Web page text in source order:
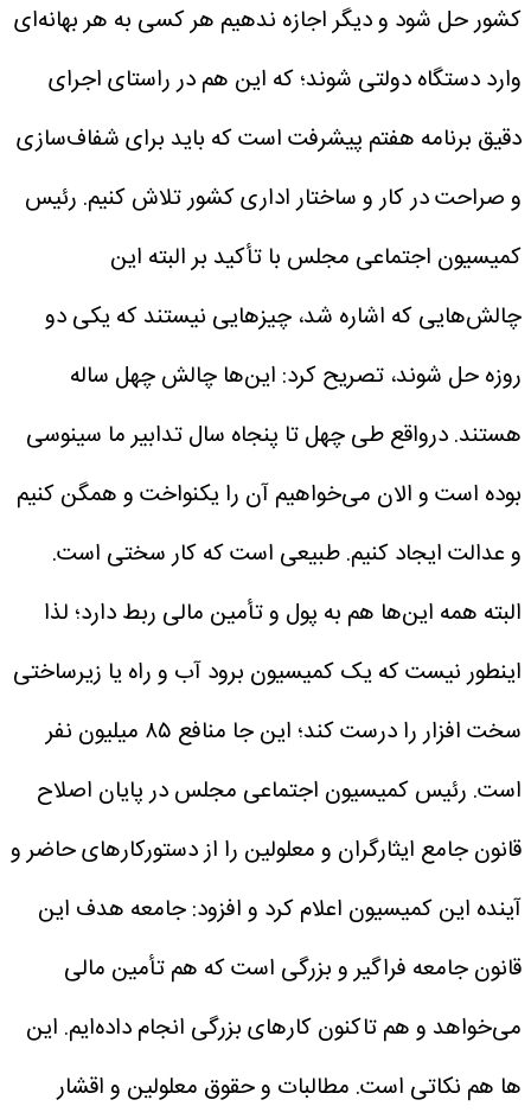
کشور حل شود و دیگر اجازه ندهیم هر کسی به هر بهانه‌ای
وارد دستگاه دولتی شوند؛ که این هم در راستای اجرای
دقیق برنامه هفتم پیشرفت است که باید برای شفاف‌سازی‌
و صراحت در کار و ساختار اداری کشور تلاش کنیم. رئیس
کمیسیون اجتماعی مجلس با تأکید بر البته این
چالش‌هایی که اشاره شد، چیزهایی نیستند که یکی دو
روزه حل شوند، تصریح کرد: این‌ها چالش چهل ساله
هستند. درواقع طی چهل تا پنجاه سال تدابیر ما سینوسی
بوده است و الان می‌خواهیم آن را یکنواخت و همگن کنیم
و عدالت ایجاد کنیم. طبیعی است که کار سختی است.
البته همه این‌ها هم به پول و تأمین مالی ربط دارد؛ لذا
اینطور نیست که یک کمیسیون برود آب و راه یا زیرساختی
سخت افزار را درست کند؛ این جا منافع ۸۵ میلیون نفر
است. رئیس کمیسیون اجتماعی مجلس در پایان اصلاح
قانون جامع ایثارگران و معلولین را از دستورکارهای حاضر و
آینده این کمیسیون اعلام کرد و افزود: جامعه هدف این
قانون جامعه فراگیر و بزرگی است که هم تأمین مالی
می‌خواهد و هم تاکنون کارهای بزرگی انجام داده‌ایم. این
ها هم نکاتی است. مطالبات و حقوق معلولین و اقشار